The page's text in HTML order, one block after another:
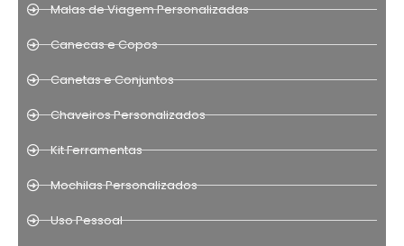
Malas de Viagem Personalizadas
Canecas e Copos
Canetas e Conjuntos
Chaveiros Personalizados
Kit Ferramentas
Mochilas Personalizados
Uso Pessoal